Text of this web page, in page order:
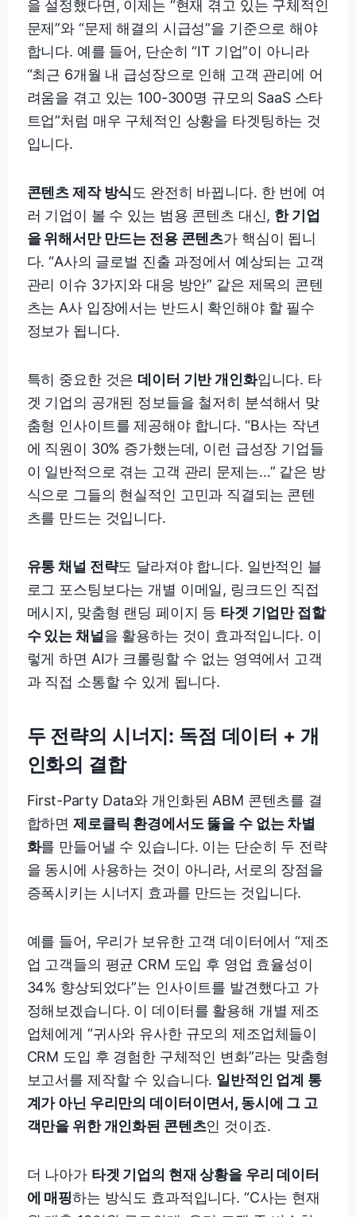
을 설정했다면, 이제는 “현재 겪고 있는 구체적인
문제”와 “문제 해결의 시급성”을 기준으로 해야
합니다. 예를 들어, 단순히 “IT 기업”이 아니라
“최근 6개월 내 급성장으로 인해 고객 관리에 어
려움을 겪고 있는 100-300명 규모의 SaaS 스타
트업”처럼 매우 구체적인 상황을 타겟팅하는 것
입니다.
콘텐츠 제작 방식도 완전히 바뀝니다. 한 번에 여
러 기업이 볼 수 있는 범용 콘텐츠 대신, 한 기업
을 위해서만 만드는 전용 콘텐츠가 핵심이 됩니
다. “A사의 글로벌 진출 과정에서 예상되는 고객
관리 이슈 3가지와 대응 방안” 같은 제목의 콘텐
츠는 A사 입장에서는 반드시 확인해야 할 필수
정보가 됩니다.
특히 중요한 것은 데이터 기반 개인화입니다. 타
겟 기업의 공개된 정보들을 철저히 분석해서 맞
춤형 인사이트를 제공해야 합니다. “B사는 작년
에 직원이 30% 증가했는데, 이런 급성장 기업들
이 일반적으로 겪는 고객 관리 문제는…” 같은 방
식으로 그들의 현실적인 고민과 직결되는 콘텐
츠를 만드는 것입니다.
유통 채널 전략도 달라져야 합니다. 일반적인 블
로그 포스팅보다는 개별 이메일, 링크드인 직접
메시지, 맞춤형 랜딩 페이지 등 타겟 기업만 접할
수 있는 채널을 활용하는 것이 효과적입니다. 이
렇게 하면 AI가 크롤링할 수 없는 영역에서 고객
과 직접 소통할 수 있게 됩니다.
두 전략의 시너지: 독점 데이터 + 개
인화의 결합
First-Party Data와 개인화된 ABM 콘텐츠를 결
합하면제로클릭 환경에서도 뚫을 수 없는 차별
화를 만들어낼 수 있습니다. 이는 단순히 두 전략
을 동시에 사용하는 것이 아니라, 서로의 장점을
증폭시키는 시너지 효과를 만드는 것입니다.
예를 들어, 우리가 보유한 고객 데이터에서 “제조
업 고객들의 평균 CRM 도입 후 영업 효율성이
34% 향상되었다”는 인사이트를 발견했다고 가
정해보겠습니다. 이 데이터를 활용해 개별 제조
업체에게 “귀사와 유사한 규모의 제조업체들이
CRM 도입 후 경험한 구체적인 변화”라는 맞춤형
보고서를 제작할 수 있습니다. 일반적인 업계 통
계가 아닌 우리만의 데이터이면서, 동시에 그 고
객만을 위한 개인화된 콘텐츠인 것이죠.
더 나아가 타겟 기업의 현재 상황을 우리 데이터
에 매핑하는 방식도 효과적입니다. “C사는 현재